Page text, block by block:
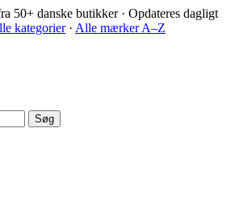
50+ danske butikker · Opdateres dagligt
kategorier· Alle mærker A–Z
Søg